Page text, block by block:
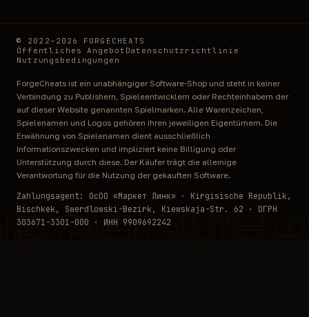
© 2022–2026 FORGECHEATS
Öffentliches Angebot Datenschutzrichtlinie
Nutzungsbedingungen
ForgeCheats ist ein unabhängiger Software-Shop und steht in keiner
Verbindung zu Publishern, Spieleentwicklern oder Rechteinhabern der
auf dieser Website genannten Spielmarken. Alle Warenzeichen,
Spielenamen und Logos gehören ihren jeweiligen Eigentümern. Die
Erwähnung von Spielenamen dient ausschließlich
Informationszwecken und impliziert keine Billigung oder
Unterstützung durch diese. Der Käufer trägt die alleinige
Verantwortung für die Nutzung der gekauften Software.
Zahlungsagent: ОсОО «Маркет Линк» · Kirgisische Republik,
Bischkek, Swerdlowski-Bezirk, Kiewskaja-Str. 62 · ОГРН
303671-3301-000 · ИНН 9909692242